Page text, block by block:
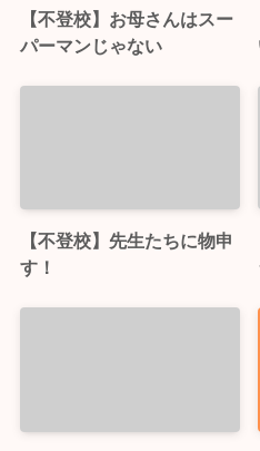
【不登校】お母さんはスー
パーマンじゃない
【不登校】先生たちに物申
す！